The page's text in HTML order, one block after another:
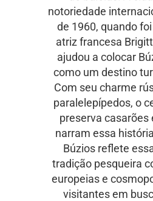
notoriedade
de 1960, quando
atriz francesa
ajudou a colocar
como um destino
Com seu charme
paralelepípedos, o
preserva casarões
narram essa
Búzios reflete
tradição pesqueira
europeias e
visitantes em